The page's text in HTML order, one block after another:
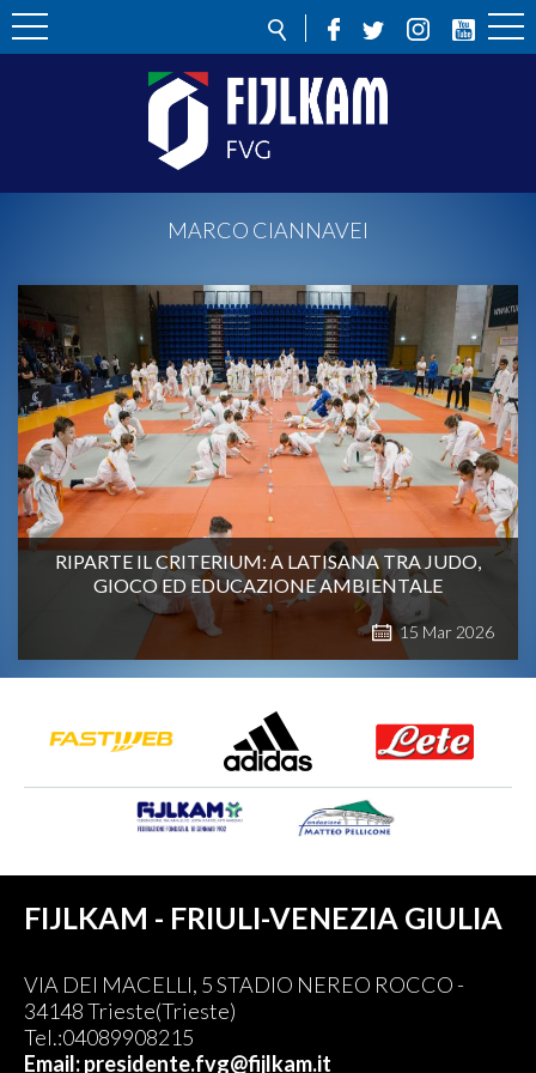
MARCO CIANNAVEI
RIPARTE IL CRITERIUM: A LATISANA TRA JUDO,
GIOCO ED EDUCAZIONE AMBIENTALE
15 Mar 2026
FIJLKAM - FRIULI-VENEZIA GIULIA
VIA DEI MACELLI, 5 STADIO NEREO ROCCO -
34148 Trieste(Trieste)
Tel.:04089908215
Email: presidente.fvg@fijlkam.it